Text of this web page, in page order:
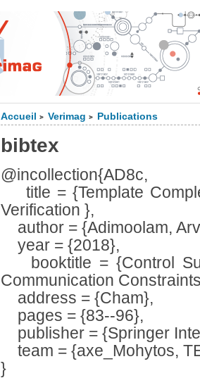
Accueil > Verimag > Publications
bibtex
@incollection{AD8c,
title = {Template
Verification },
author = {Adimoolam,
year = {2018},
booktitle = {Control
Communication
address = {Cham},
pages = {83--96},
publisher = {Springer
team = {axe_Mohytos,
}